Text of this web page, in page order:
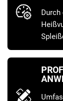
Durch